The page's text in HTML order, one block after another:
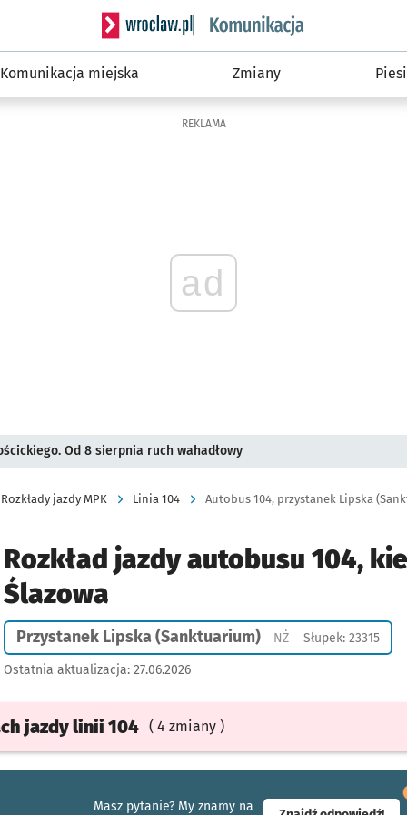
Serwis informacyjny wroclaw.pl podserwis:
Komunikacja miejska Zmiany Piesi
REKLAMA
ad
Od 8 sierpnia ruch wahadłowy
Rozkłady jazdy MPK Linia 104 Autobus 104, przystanek Lipska
Rozkład jazdy autobusu 104,
Ślazowa
Przystanek Lipska (Sanktuarium) NŻPrzystanek na
Słupek: 23315
Ostatnia aktualizacja: 27.06.2026
jazdylinii 104 ( 4 zmiany )
Masz pytanie? My znamy na